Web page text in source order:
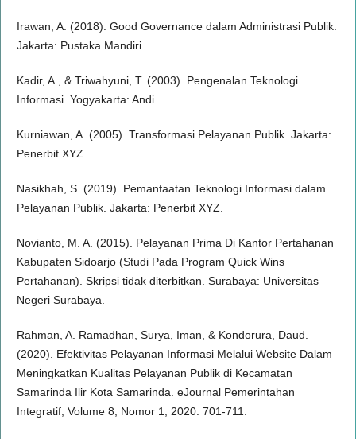
Irawan, A. (2018). Good Governance dalam Administrasi Publik.
Jakarta: Pustaka Mandiri.
Kadir, A., & Triwahyuni, T. (2003). Pengenalan Teknologi
Informasi. Yogyakarta: Andi.
Kurniawan, A. (2005). Transformasi Pelayanan Publik. Jakarta:
Penerbit XYZ.
Nasikhah, S. (2019). Pemanfaatan Teknologi Informasi dalam
Pelayanan Publik. Jakarta: Penerbit XYZ.
Novianto, M. A. (2015). Pelayanan Prima Di Kantor Pertahanan
Kabupaten Sidoarjo (Studi Pada Program Quick Wins
Pertahanan). Skripsi tidak diterbitkan. Surabaya: Universitas
Negeri Surabaya.
Rahman, A. Ramadhan, Surya, Iman, & Kondorura, Daud.
(2020). Efektivitas Pelayanan Informasi Melalui Website Dalam
Meningkatkan Kualitas Pelayanan Publik di Kecamatan
Samarinda Ilir Kota Samarinda. eJournal Pemerintahan
Integratif, Volume 8, Nomor 1, 2020. 701-711.